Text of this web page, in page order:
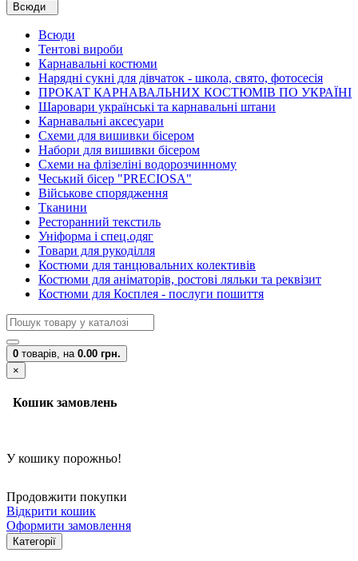
Всюди
Всюди
Тентові вироби
Карнавальні костюми
Нарядні сукні для дівчаток - школа, свято, фотосесія
ПРОКАТ КАРНАВАЛЬНИХ КОСТЮМІВ ПО УКРАЇНІ
Шаровари українські та карнавальні штани
Карнавальні аксесуари
Схеми для вишивки бісером
Набори для вишивки бісером
Схеми на флізеліні водорозчинному
Чеський бісер "PRECIOSA"
Військове спорядження
Тканини
Ресторанний текстиль
Уніформа і спец.одяг
Товари для рукоділля
Костюми для танцювальних колективів
Костюми для аніматорів, ростові ляльки та реквізит
Костюми для Косплея - послуги пошиття
0 товарів, на 0.00 грн.
×
Кошик замовлень
У кошику порожньо!
Продовжити покупки
Відкрити кошик
Оформити замовлення
Категорії